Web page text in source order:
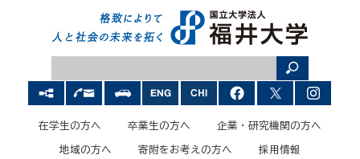
在学生の方へ 卒業生の方へ 企業・研究機関の方へ
地域の方へ 寄附をお考えの方へ 採用情報